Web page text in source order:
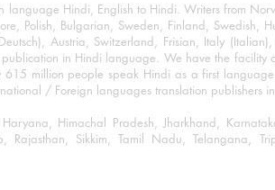
Hindi, English to Hindi. Writers from
Polish, Bulgarian, Sweden, Finland, Swedish,
Austria, Switzerland, Frisian, Italy
in Hindi language. We have the facility
million people speak Hindi as a first
/ Foreign languages translation publishers
Himachal Pradesh, Jharkhand,
Sikkim, Tamil Nadu, Telangana,